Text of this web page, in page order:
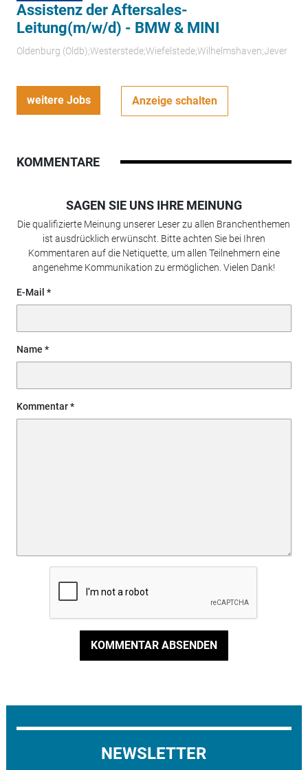
Assistenz der Aftersales-
Leitung(m/w/d) - BMW & MINI
Oldenburg (Oldb);Westerstede;Wiefelstede;Wilhelmshaven;Jever
weitere Jobs Anzeige schalten
KOMMENTARE
SAGEN SIE UNS IHRE MEINUNG
Die qualifizierte Meinung unserer Leser zu allen Branchenthemen
ist ausdrücklich erwünscht. Bitte achten Sie bei Ihren
Kommentaren auf die Netiquette, um allen Teilnehmern eine
angenehme Kommunikation zu ermöglichen. Vielen Dank!
E-Mail
Name
Kommentar
KOMMENTAR ABSENDEN
NEWSLETTER